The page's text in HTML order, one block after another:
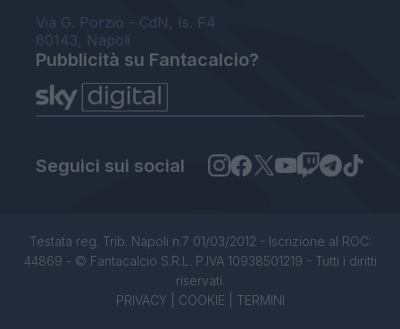
Via G. Porzio - CdN, Is. F4
80143, Napoli
Pubblicità su Fantacalcio?
Seguici sui social
Testata reg. Trib. Napoli n.7 01/03/2012 - Iscrizione al ROC:
44869 - © Fantacalcio S.R.L. P.IVA 10938501219 - Tutti i diritti
riservati.
PRIVACY| COOKIE TERMINI